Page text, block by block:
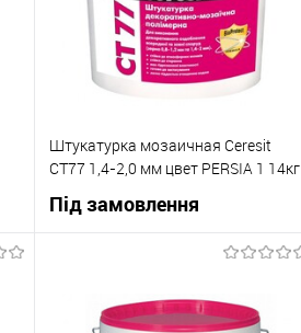
В вибране
Під
замовлення
Штукатурка мозаичная Ceresit
СТ77 1,4-2,0 мм цвет PERSIA 1 14кг
Під замовлення
Купити в 1 клік До